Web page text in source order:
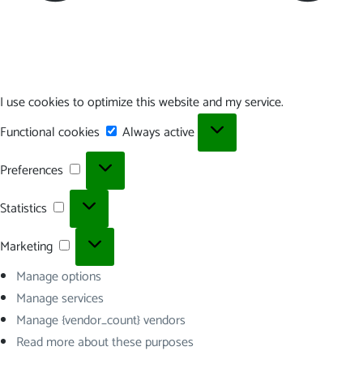
I use cookies to optimize this website and my service.
Functional cookies
Functional
cookies
Always active
Preferences
Preferences
Statistics Statistics
Marketing
Marketing
Manage options
Manage services
Manage {vendor_count} vendors
Read more about these purposes